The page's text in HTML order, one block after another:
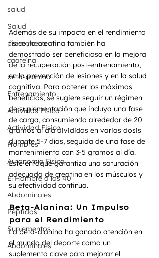
salud
Salud
pre-entreno
caafeína
beta-alanina
Entrenamiento
Actividas Fisica
Actividad Fisica
Hombres
Autonomía Física
El Hombre a los 40
Abdominales
Péptidos
Suplementos
Abdominales
Además de su impacto en el rendimiento
físico, la creatina también ha
demostrado ser beneficiosa en la mejora
de la recuperación post-entrenamiento,
en la prevención de lesiones y en la salud
cognitiva. Para obtener los máximos
beneficios, se sugiere seguir un régimen
de suplementación que incluya una fase
de carga, consumiendo alrededor de 20
gramos al día divididos en varias dosis
durante 5-7 días, seguida de una fase de
mantenimiento con 3-5 gramos al día.
Este enfoque garantiza una saturación
adecuada de creatina en los músculos y
su efectividad continua.
Beta-Alanina: Un Impulso
para el Rendimiento
La beta-alanina ha ganado atención en
el mundo del deporte como un
suplemento clave para mejorar el